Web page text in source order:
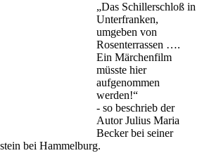
„Das Schillerschloß in
Unterfranken,
umgeben von
Rosenterrassen ….
Ein Märchenfilm
müsste hier
aufgenommen
werden!“
- so beschrieb der
Autor Julius Maria
Becker bei seiner
bei Hammelburg.